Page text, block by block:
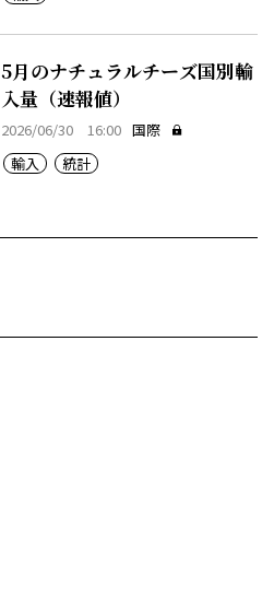
5月のナチュラルチーズ国別輸
入量（速報値）
2026/06/30 16:00 国際
輸入
統計